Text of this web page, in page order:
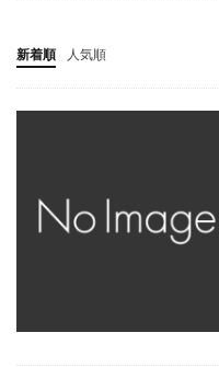
新着順 人気順